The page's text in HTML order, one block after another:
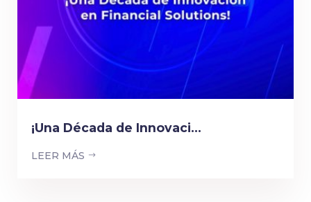
¡Una Década de Innovaci...
LEER MÁS